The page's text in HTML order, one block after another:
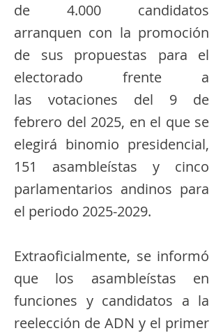
de 4.000 candidatos
arranquen con la promoción
de sus propuestas para el
electorado frente a
las votaciones del 9 de
febrero del 2025, en el que se
elegirá binomio presidencial,
151 asambleístas y cinco
parlamentarios andinos para
el periodo 2025-2029.
Extraoficialmente, se informó
que los asambleístas en
funciones y candidatos a la
reelección de ADN y el primer